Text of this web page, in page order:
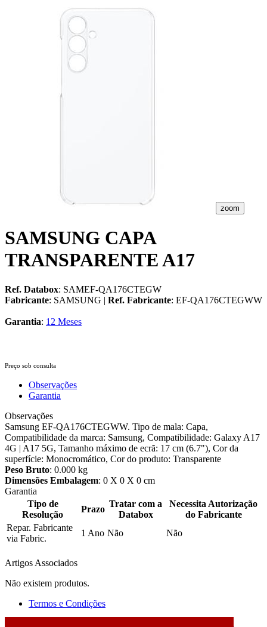
zoom
SAMSUNG CAPA
TRANSPARENTE A17
Ref. Databox: SAMEF-QA176CTEGW
Fabricante: SAMSUNG | Ref. Fabricante: EF-QA176CTEGWW
Garantia: 12 Meses
Preço sob consulta
Observações
Garantia
Observações
Samsung EF-QA176CTEGWW. Tipo de mala: Capa,
Compatibilidade da marca: Samsung, Compatibilidade: Galaxy A17
4G | A17 5G, Tamanho máximo de ecrã: 17 cm (6.7"), Cor da
superfície: Monocromático, Cor do produto: Transparente
Peso Bruto: 0.000 kg
Dimensões Embalagem: 0 X 0 X 0 cm
Garantia
Tipo de
Resolução
Prazo
Tratar com a
Databox
Necessita Autorização
do Fabricante
Repar. Fabricante
via Fabric.
1 Ano Não Não
Artigos Associados
Não existem produtos.
Termos e Condições